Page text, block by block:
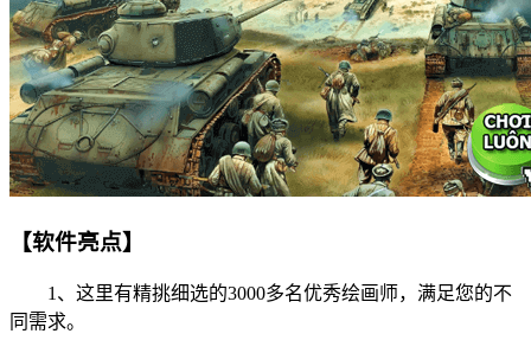
【软件亮点】
1、这里有精挑细选的3000多名优秀绘画师，满足您的不
同需求。